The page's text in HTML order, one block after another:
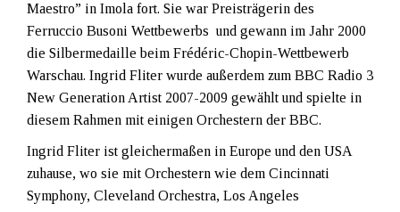
Maestro” in Imola fort. Sie war Preisträgerin des
Ferruccio Busoni Wettbewerbs und gewann im Jahr 2000
die Silbermedaille beim Frédéric-Chopin-Wettbewerb
Warschau. Ingrid Fliter wurde außerdem zum BBC Radio 3
New Generation Artist 2007-2009 gewählt und spielte in
diesem Rahmen mit einigen Orchestern der BBC.
Ingrid Fliter ist gleichermaßen in Europe und den USA
zuhause, wo sie mit Orchestern wie dem Cincinnati
Symphony, Cleveland Orchestra, Los Angeles